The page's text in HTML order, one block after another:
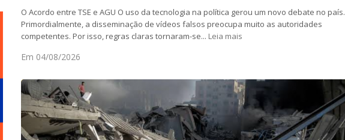
O Acordo entre TSE e AGU O uso da tecnologia na política gerou um novo debate no país.
Primordialmente, a disseminação de vídeos falsos preocupa muito as autoridades
competentes. Por isso, regras claras tornaram-se... Leia mais
Em 04/08/2026